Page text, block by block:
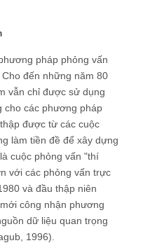
pháp phỏng vấn
đến những năm 80
vẫn chỉ được sử dụng
cho các phương pháp
được từ các cuộc
làm tiền đề để xây dựng
cuộc phỏng vấn "thí
với các phỏng vấn trực
và đầu thập niên
công nhận phương
dữ liệu quan trọng
1996).